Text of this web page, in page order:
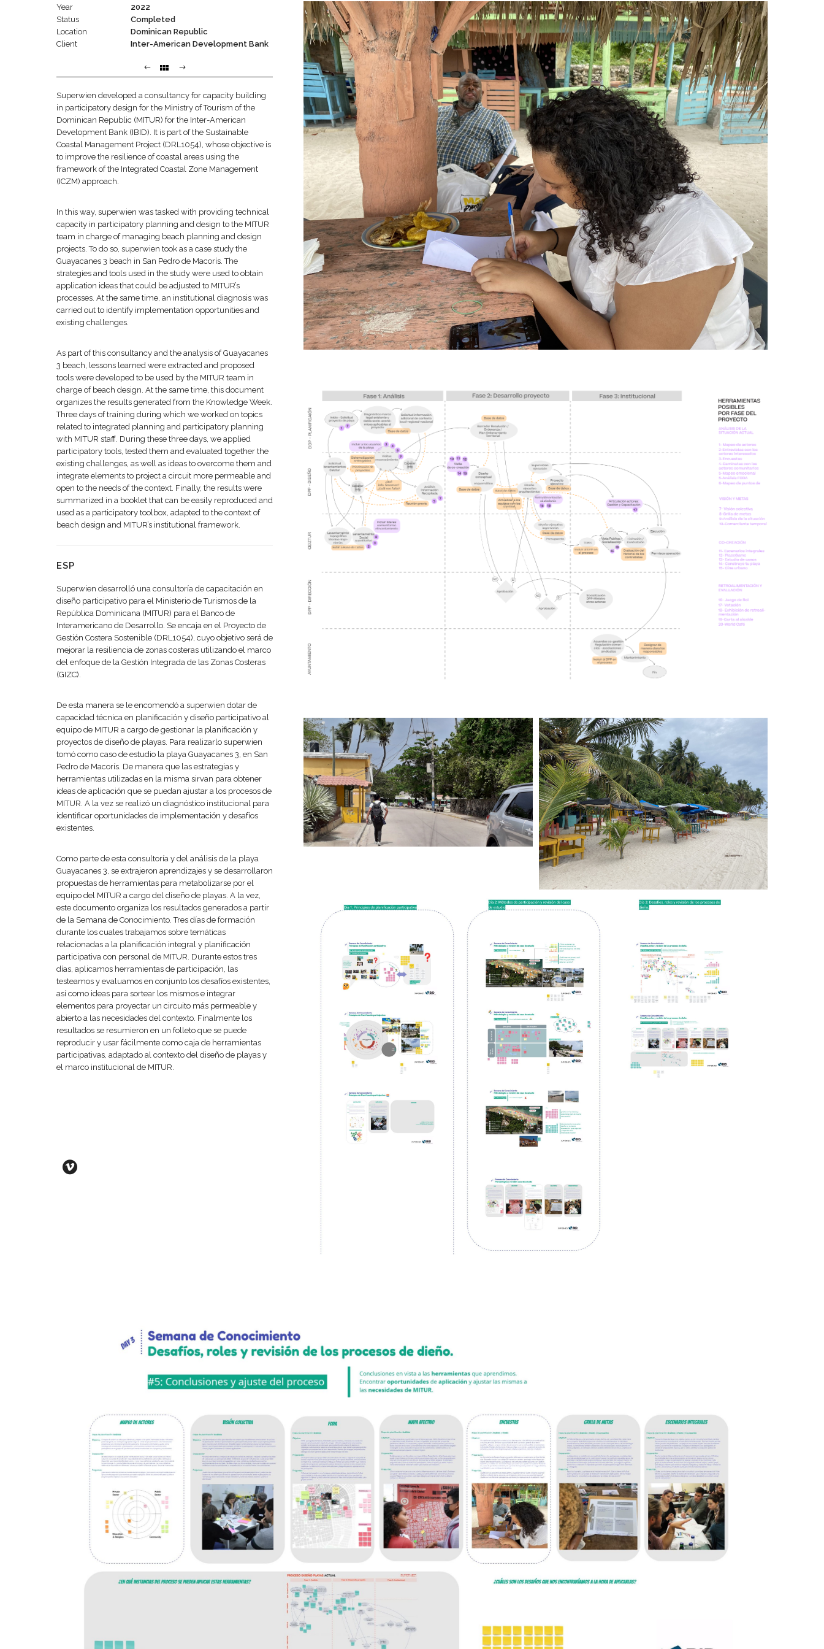
Year
2022
Status
Completed
Location
Dominican Republic
Client
Inter-American Development Bank
Superwien developed a consultancy for capacity building
in participatory design for the Ministry of Tourism of the
Dominican Republic (MITUR) for the Inter-American
Development Bank (IBID). It is part of the Sustainable
Coastal Management Project (DRL1054), whose objective is
to improve the resilience of coastal areas using the
framework of the Integrated Coastal Zone Management
(ICZM) approach.
In this way, superwien was tasked with providing technical
capacity in participatory planning and design to the MITUR
team in charge of managing beach planning and design
projects. To do so, superwien took as a case study the
Guayacanes 3 beach in San Pedro de Macorís. The
strategies and tools used in the study were used to obtain
application ideas that could be adjusted to MITUR’s
processes. At the same time, an institutional diagnosis was
carried out to identify implementation opportunities and
existing challenges.
As part of this consultancy and the analysis of Guayacanes
3 beach, lessons learned were extracted and proposed
tools were developed to be used by the MITUR team in
charge of beach design. At the same time, this document
organizes the results generated from the Knowledge Week.
Three days of training during which we worked on topics
related to integrated planning and participatory planning
with MITUR staff. During these three days, we applied
participatory tools, tested them and evaluated together the
existing challenges, as well as ideas to overcome them and
integrate elements to project a circuit more permeable and
open to the needs of the context. Finally, the results were
summarized in a booklet that can be easily reproduced and
used as a participatory toolbox, adapted to the context of
beach design and MITUR’s institutional framework.
ESP
Superwien desarrolló una consultoría de capacitación en
diseño participativo para el Ministerio de Turismos de la
República Dominicana (MITUR) para el Banco de
Interamericano de Desarrollo. Se encaja en el Proyecto de
Gestión Costera Sostenible (DRL1054), cuyo objetivo será de
mejorar la resiliencia de zonas costeras utilizando el marco
del enfoque de la Gestión Integrada de las Zonas Costeras
(GIZC).
De esta manera se le encomendó a superwien dotar de
capacidad técnica en planificación y diseño participativo al
equipo de MITUR a cargo de gestionar la planificación y
proyectos de diseño de playas. Para realizarlo superwien
tomó como caso de estudio la playa Guayacanes 3, en San
Pedro de Macorís. De manera que las estrategias y
herramientas utilizadas en la misma sirvan para obtener
ideas de aplicación que se puedan ajustar a los procesos de
MITUR. A la vez se realizó un diagnóstico institucional para
identificar oportunidades de implementación y desafíos
existentes.
Como parte de esta consultoría y del análisis de la playa
Guayacanes 3, se extrajeron aprendizajes y se desarrollaron
propuestas de herramientas para metabolizarse por el
equipo del MITUR a cargo del diseño de playas. A la vez,
este documento organiza los resultados generados a partir
de la Semana de Conocimiento. Tres días de formación
durante los cuales trabajamos sobre temáticas
relacionadas a la planificación integral y planificación
participativa con personal de MITUR. Durante estos tres
días, aplicamos herramientas de participación, las
testeamos y evaluamos en conjunto los desafíos existentes,
así como ideas para sortear los mismos e integrar
elementos para proyectar un circuito más permeable y
abierto a las necesidades del contexto. Finalmente los
resultados se resumieron en un folleto que se puede
reproducir y usar fácilmente como caja de herramientas
participativas, adaptado al contexto del diseño de playas y
el marco institucional de MITUR.